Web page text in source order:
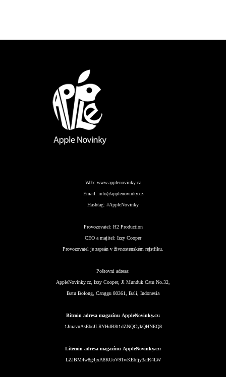
Web: www.applenovinky.cz
Email: info@applenovinky.cz
Hashtag: #AppleNovinky
Provozovatel: H2 Production
CEO a majitel: Izzy Cooper
Provozovatel je zapsán v živnostenském rejstříku.
Poštovní adresa:
AppleNovinky.cz, Izzy Cooper, Jl Munduk Catu No.32,
Batu Bolong, Canggu 80361, Bali, Indonesia
Bitcoin adresa magazínu AppleNovinky.cz:
1JmavnAsEbeJLRYHdB8t1dZNQCykQHNEQ8
Litecoin adresa magazínu AppleNovinky.cz:
LZJBM4w8g4jxA8KUoV91wKEbfjy3afR4LW